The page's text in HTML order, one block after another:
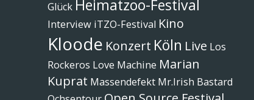
Glück Heimatzoo-Festival
Interview iTZO-Festival Kino
Kloode Konzert Köln Live Los
Rockeros Love Machine Marian
Kuprat Massendefekt Mr.Irish Bastard